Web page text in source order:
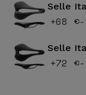
Selle
+68 €
Selle
+72 €